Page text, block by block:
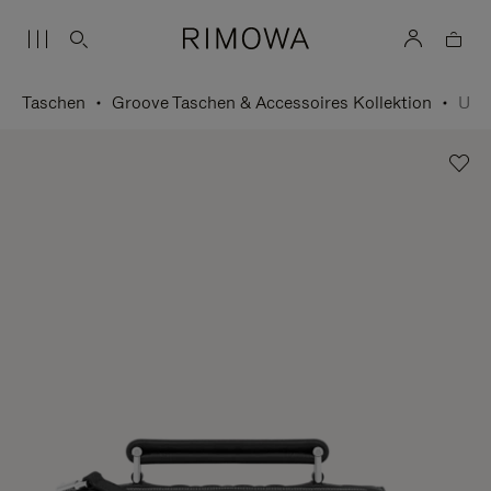
Taschen Groove Taschen & Accessoires Kollektion